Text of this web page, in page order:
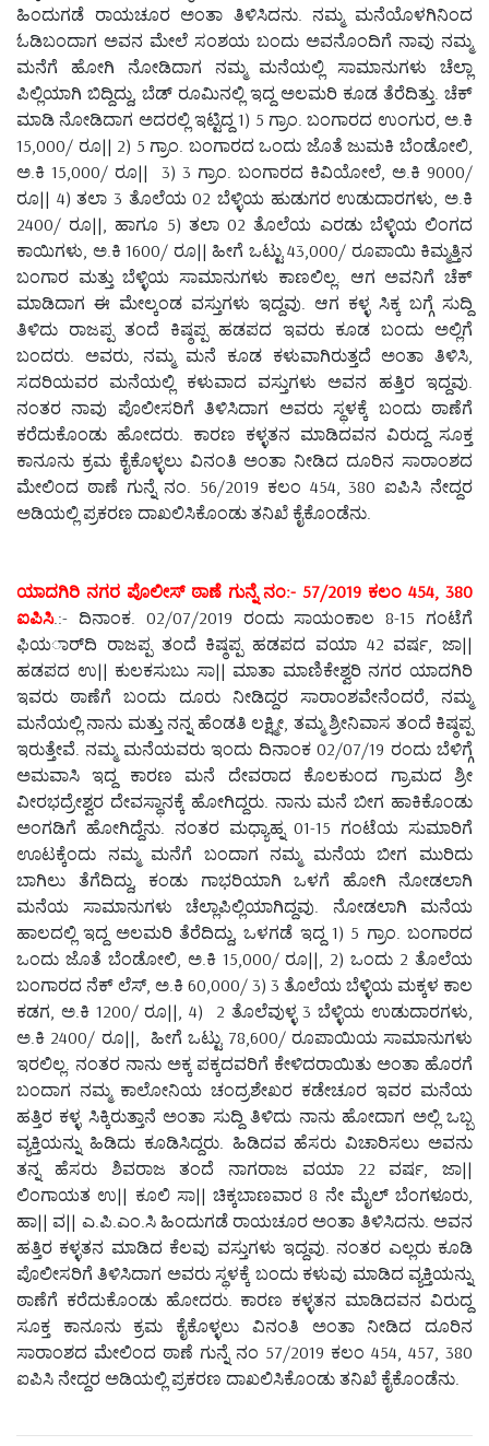
ಹಿಂದುಗಡೆ ರಾಯಚೂರ ಅಂತಾ ತಿಳಿಸಿದನು. ನಮ್ಮ ಮನೆಯೊಳಗಿನಿಂದ
ಓಡಿಬಂದಾಗ ಅವನ ಮೇಲೆ ಸಂಶಯ ಬಂದು ಅವನೊಂದಿಗೆ ನಾವು ನಮ್ಮ
ಮನೆಗೆ ಹೋಗಿ ನೋಡಿದಾಗ ನಮ್ಮ ಮನೆಯಲ್ಲಿ ಸಾಮಾನುಗಳು ಚೆಲ್ಲಾ
ಪಿಲ್ಲಿಯಾಗಿ ಬಿದ್ದಿದ್ದು, ಬೆಡ್ ರೂಮಿನಲ್ಲಿ ಇದ್ದ ಅಲಮರಿ ಕೂಡ ತೆರೆದಿತ್ತು. ಚೆಕ್
ಮಾಡಿ ನೋಡಿದಾಗ ಅದರಲ್ಲಿ ಇಟ್ಟಿದ್ದ 1) 5 ಗ್ರಾಂ. ಬಂಗಾರದ ಉಂಗುರ, ಅ.ಕಿ
15,000/ ರೂ|| 2) 5 ಗ್ರಾಂ. ಬಂಗಾರದ ಒಂದು ಜೊತೆ ಜುಮಕಿ ಬೆಂಡೋಲಿ,
ಅ.ಕಿ 15,000/ ರೂ|| 3) 3 ಗ್ರಾಂ. ಬಂಗಾರದ ಕಿವಿಯೋಲೆ, ಅ.ಕಿ 9000/
ರೂ|| 4) ತಲಾ 3 ತೊಲೆಯ 02 ಬೆಳ್ಳಿಯ ಹುಡುಗರ ಉಡುದಾರಗಳು, ಅ.ಕಿ
2400/ ರೂ||, ಹಾಗೂ 5) ತಲಾ 02 ತೊಲೆಯ ಎರಡು ಬೆಳ್ಳಿಯ ಲಿಂಗದ
ಕಾಯಿಗಳು, ಅ.ಕಿ 1600/ ರೂ|| ಹೀಗೆ ಒಟ್ಟು 43,000/ ರೂಪಾಯಿ ಕಿಮ್ಮತ್ತಿನ
ಬಂಗಾರ ಮತ್ತು ಬೆಳ್ಳಿಯ ಸಾಮಾನುಗಳು ಕಾಣಲಿಲ್ಲ. ಆಗ ಅವನಿಗೆ ಚೆಕ್
ಮಾಡಿದಾಗ ಈ ಮೇಲ್ಕಂಡ ವಸ್ತುಗಳು ಇದ್ದವು. ಆಗ ಕಳ್ಳ ಸಿಕ್ಕ ಬಗ್ಗೆ ಸುದ್ದಿ
ತಿಳಿದು ರಾಜಪ್ಪ ತಂದೆ ಕಿಷ್ಠಪ್ಪ ಹಡಪದ ಇವರು ಕೂಡ ಬಂದು ಅಲ್ಲಿಗೆ
ಬಂದರು. ಅವರು, ನಮ್ಮ ಮನೆ ಕೂಡ ಕಳುವಾಗಿರುತ್ತದೆ ಅಂತಾ ತಿಳಿಸಿ,
ಸದರಿಯವರ ಮನೆಯಲ್ಲಿ ಕಳುವಾದ ವಸ್ತುಗಳು ಅವನ ಹತ್ತಿರ ಇದ್ದವು.
ನಂತರ ನಾವು ಪೊಲೀಸರಿಗೆ ತಿಳಿಸಿದಾಗ ಅವರು ಸ್ಥಳಕ್ಕೆ ಬಂದು ಠಾಣೆಗೆ
ಕರೆದುಕೊಂಡು ಹೋದರು. ಕಾರಣ ಕಳ್ಳತನ ಮಾಡಿದವನ ವಿರುದ್ದ ಸೂಕ್ತ
ಕಾನೂನು ಕ್ರಮ ಕೈಕೊಳ್ಳಲು ವಿನಂತಿ ಅಂತಾ ನೀಡಿದ ದೂರಿನ ಸಾರಾಂಶದ
ಮೇಲಿಂದ ಠಾಣೆ ಗುನ್ನೆ ನಂ. 56/2019 ಕಲಂ 454, 380 ಐಪಿಸಿ ನೇದ್ದರ
ಅಡಿಯಲ್ಲಿ ಪ್ರಕರಣ ದಾಖಲಿಸಿಕೊಂಡು ತನಿಖೆ ಕೈಕೊಂಡೆನು.
ಯಾದಗಿರಿ ನಗರ ಪೊಲೀಸ್ ಠಾಣೆ ಗುನ್ನೆ ನಂ:- 57/2019 ಕಲಂ 454, 380
ಐಪಿಸಿ.:- ದಿನಾಂಕ. 02/07/2019 ರಂದು ಸಾಯಂಕಾಲ 8-15 ಗಂಟೆಗೆ
ಫಿಯರ್ಾದಿ ರಾಜಪ್ಪ ತಂದೆ ಕಿಷ್ಠಪ್ಪ ಹಡಪದ ವಯಾ 42 ವರ್ಷ, ಜಾ||
ಹಡಪದ ಉ|| ಕುಲಕಸುಬು ಸಾ|| ಮಾತಾ ಮಾಣಿಕೇಶ್ವರಿ ನಗರ ಯಾದಗಿರಿ
ಇವರು ಠಾಣೆಗೆ ಬಂದು ದೂರು ನೀಡಿದ್ದರ ಸಾರಾಂಶವೇನೆಂದರೆ, ನಮ್ಮ
ಮನೆಯಲ್ಲಿ ನಾನು ಮತ್ತು ನನ್ನ ಹೆಂಡತಿ ಲಕ್ಷ್ಮೀ, ತಮ್ಮ ಶ್ರೀನಿವಾಸ ತಂದೆ ಕಿಷ್ಠಪ್ಪ
ಇರುತ್ತೇವೆ. ನಮ್ಮ ಮನೆಯವರು ಇಂದು ದಿನಾಂಕ 02/07/19 ರಂದು ಬೆಳಿಗ್ಗೆ
ಅಮವಾಸಿ ಇದ್ದ ಕಾರಣ ಮನೆ ದೇವರಾದ ಕೊಲಕುಂದ ಗ್ರಾಮದ ಶ್ರೀ
ವೀರಭದ್ರೇಶ್ವರ ದೇವಸ್ಥಾನಕ್ಕೆ ಹೋಗಿದ್ದರು. ನಾನು ಮನೆ ಬೀಗ ಹಾಕಿಕೊಂಡು
ಅಂಗಡಿಗೆ ಹೋಗಿದ್ದೆನು. ನಂತರ ಮಧ್ಯಾಹ್ನ 01-15 ಗಂಟೆಯ ಸುಮಾರಿಗೆ
ಊಟಕ್ಕೆಂದು ನಮ್ಮ ಮನೆಗೆ ಬಂದಾಗ ನಮ್ಮ ಮನೆಯ ಬೀಗ ಮುರಿದು
ಬಾಗಿಲು ತೆಗೆದಿದ್ದು, ಕಂಡು ಗಾಭರಿಯಾಗಿ ಒಳಗೆ ಹೋಗಿ ನೋಡಲಾಗಿ
ಮನೆಯ ಸಾಮಾನುಗಳು ಚೆಲ್ಲಾಪಿಲ್ಲಿಯಾಗಿದ್ದವು. ನೋಡಲಾಗಿ ಮನೆಯ
ಹಾಲದಲ್ಲಿ ಇದ್ದ ಅಲಮರಿ ತೆರೆದಿದ್ದು, ಒಳಗಡೆ ಇದ್ದ 1) 5 ಗ್ರಾಂ. ಬಂಗಾರದ
ಒಂದು ಜೊತೆ ಬೆಂಡೋಲಿ, ಅ.ಕಿ 15,000/ ರೂ||, 2) ಒಂದು 2 ತೊಲೆಯ
ಬಂಗಾರದ ನೆಕ್ ಲೆಸ್, ಅ.ಕಿ 60,000/ 3) 3 ತೊಲೆಯ ಬೆಳ್ಳಿಯ ಮಕ್ಕಳ ಕಾಲ
ಕಡಗ, ಅ.ಕಿ 1200/ ರೂ||, 4) 2 ತೊಲೆವುಳ್ಳ 3 ಬೆಳ್ಳಿಯ ಉಡುದಾರಗಳು,
ಅ.ಕಿ 2400/ ರೂ||, ಹೀಗೆ ಒಟ್ಟು 78,600/ ರೂಪಾಯಿಯ ಸಾಮಾನುಗಳು
ಇರಲಿಲ್ಲ. ನಂತರ ನಾನು ಅಕ್ಕ ಪಕ್ಕದವರಿಗೆ ಕೇಳಿದರಾಯಿತು ಅಂತಾ ಹೊರಗೆ
ಬಂದಾಗ ನಮ್ಮ ಕಾಲೋನಿಯ ಚಂದ್ರಶೇಖರ ಕಡೇಚೂರ ಇವರ ಮನೆಯ
ಹತ್ತಿರ ಕಳ್ಳ ಸಿಕ್ಕಿರುತ್ತಾನೆ ಅಂತಾ ಸುದ್ದಿ ತಿಳಿದು ನಾನು ಹೋದಾಗ ಅಲ್ಲಿ ಒಬ್ಬ
ವ್ಯಕ್ತಿಯನ್ನು ಹಿಡಿದು ಕೂಡಿಸಿದ್ದರು. ಹಿಡಿದವ ಹೆಸರು ವಿಚಾರಿಸಲು ಅವನು
ತನ್ನ ಹೆಸರು ಶಿವರಾಜ ತಂದೆ ನಾಗರಾಜ ವಯಾ 22 ವರ್ಷ, ಜಾ||
ಲಿಂಗಾಯತ ಉ|| ಕೂಲಿ ಸಾ|| ಚಿಕ್ಕಬಾಣವಾರ 8 ನೇ ಮೈಲ್ ಬೆಂಗಳೂರು,
ಹಾ|| ವ|| ಎ.ಪಿ.ಎಂ.ಸಿ ಹಿಂದುಗಡೆ ರಾಯಚೂರ ಅಂತಾ ತಿಳಿಸಿದನು. ಅವನ
ಹತ್ತಿರ ಕಳ್ಳತನ ಮಾಡಿದ ಕೆಲವು ವಸ್ತುಗಳು ಇದ್ದವು. ನಂತರ ಎಲ್ಲರು ಕೂಡಿ
ಪೊಲೀಸರಿಗೆ ತಿಳಿಸಿದಾಗ ಅವರು ಸ್ಥಳಕ್ಕೆ ಬಂದು ಕಳುವು ಮಾಡಿದ ವ್ಯಕ್ತಿಯನ್ನು
ಠಾಣೆಗೆ ಕರೆದುಕೊಂಡು ಹೋದರು. ಕಾರಣ ಕಳ್ಳತನ ಮಾಡಿದವನ ವಿರುದ್ದ
ಸೂಕ್ತ ಕಾನೂನು ಕ್ರಮ ಕೈಕೊಳ್ಳಲು ವಿನಂತಿ ಅಂತಾ ನೀಡಿದ ದೂರಿನ
ಸಾರಾಂಶದ ಮೇಲಿಂದ ಠಾಣೆ ಗುನ್ನೆ ನಂ 57/2019 ಕಲಂ 454, 457, 380
ಐಪಿಸಿ ನೇದ್ದರ ಅಡಿಯಲ್ಲಿ ಪ್ರಕರಣ ದಾಖಲಿಸಿಕೊಂಡು ತನಿಖೆ ಕೈಕೊಂಡೆನು.